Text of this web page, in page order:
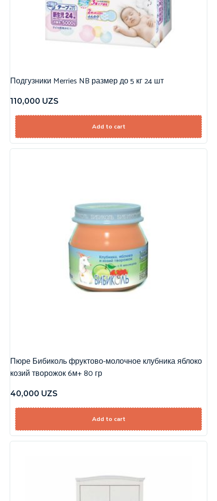
Подгузники Merries NB размер до 5 кг 24 шт
110,000 UZS
Add to cart
Пюре Бибиколь фруктово-молочное клубника яблоко
козий творожок 6м+ 80 гр
40,000 UZS
Add to cart